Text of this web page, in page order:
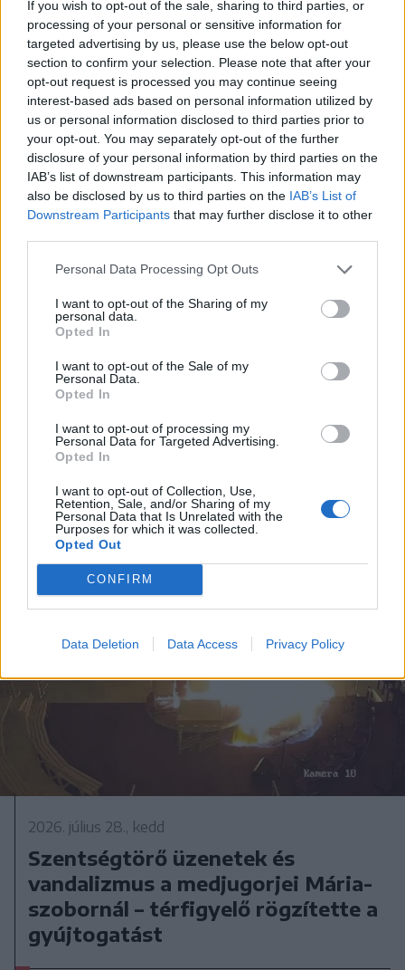
If you wish to opt-out of the sale, sharing to third parties, or
processing of your personal or sensitive information for
targeted advertising by us, please use the below opt-out
section to confirm your selection. Please note that after your
opt-out request is processed you may continue seeing
interest-based ads based on personal information utilized by
us or personal information disclosed to third parties prior to
your opt-out. You may separately opt-out of the further
disclosure of your personal information by third parties on the
IAB’s list of downstream participants. This information may
also be disclosed by us to third parties on the IAB’s List of
Downstream Participants that may further disclose it to other
Personal Data Processing Opt Outs
I want to opt-out of the Sharing of my
personal data.
Opted In
I want to opt-out of the Sale of my
Personal Data.
Opted In
I want to opt-out of processing my
Personal Data for Targeted Advertising.
Opted In
I want to opt-out of Collection, Use,
Retention, Sale, and/or Sharing of my
Personal Data that Is Unrelated with the
Purposes for which it was collected.
Opted Out
CONFIRM
Data Deletion Data Access Privacy Policy
2026. július 31., péntek
tízezer határsértő jutott be a
spanyol városba Marokkó felől
2026. július 28., kedd
Szentségtörő üzenetek és
vandalizmus a medjugorjei Mária-
szobornál – térfigyelő rögzítette a
gyújtogatást